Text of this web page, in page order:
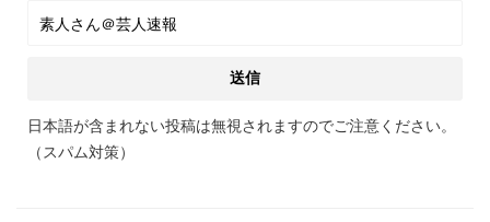
日本語が含まれない投稿は無視されますのでご注意ください。
（スパム対策）